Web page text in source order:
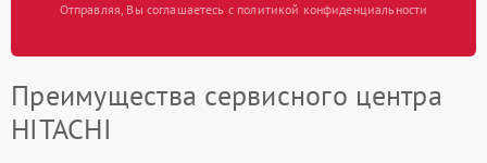
Отправляя, Вы соглашаетесь с политикой конфиденциальности
Преимущества сервисного центра
HITACHI